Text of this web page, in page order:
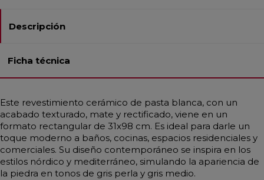
Descripción
Ficha técnica
Este revestimiento cerámico de pasta blanca, con un
acabado texturado, mate y rectificado, viene en un
formato rectangular de 31x98 cm. Es ideal para darle un
toque moderno a baños, cocinas, espacios residenciales y
comerciales. Su diseño contemporáneo se inspira en los
estilos nórdico y mediterráneo, simulando la apariencia de
la piedra en tonos de gris perla y gris medio.